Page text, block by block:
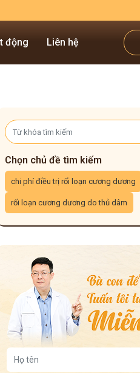
động Liên hệ
Chọn chủ đề tìm kiếm
chi phí điều trị rối loạn cương dương
rối loạn cương dương do thủ dâm